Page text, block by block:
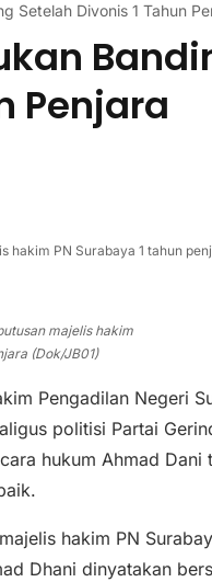
Setelah Divonis 1 Tahun
Penjara
hakim PN Surabaya 1 tahun
majelis hakim
(Dok/JB01)
Pengadilan Negeri
politisi Partai
hukum Ahmad Dani
hakim PN
Dhani dinyatakan